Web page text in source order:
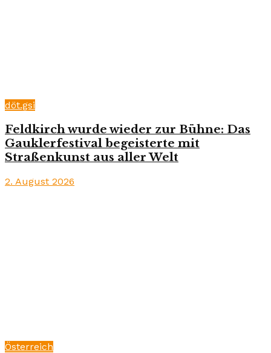
döt.gsi
Feldkirch wurde wieder zur Bühne: Das
Gauklerfestival begeisterte mit
Straßenkunst aus aller Welt
2. August 2026
Österreich